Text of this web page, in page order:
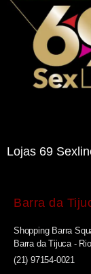
Lojas 69
Barra da
Shopping Barra
Barra da Tijuca -
(21) 97154-0021